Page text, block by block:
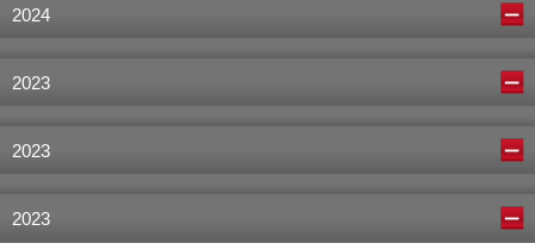
2024
2023
2023
2023